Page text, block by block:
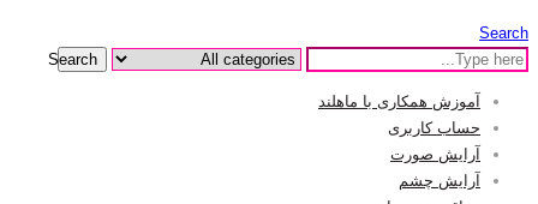
Search
Search
آموزش همکاری با ماهلند
حساب کاربری
آرایش صورت
آرایش چشم